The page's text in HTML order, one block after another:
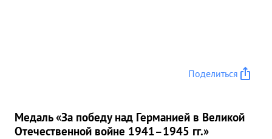
Поделиться
Медаль «За победу над Германией в Великой
Отечественной войне 1941–1945 гг.»